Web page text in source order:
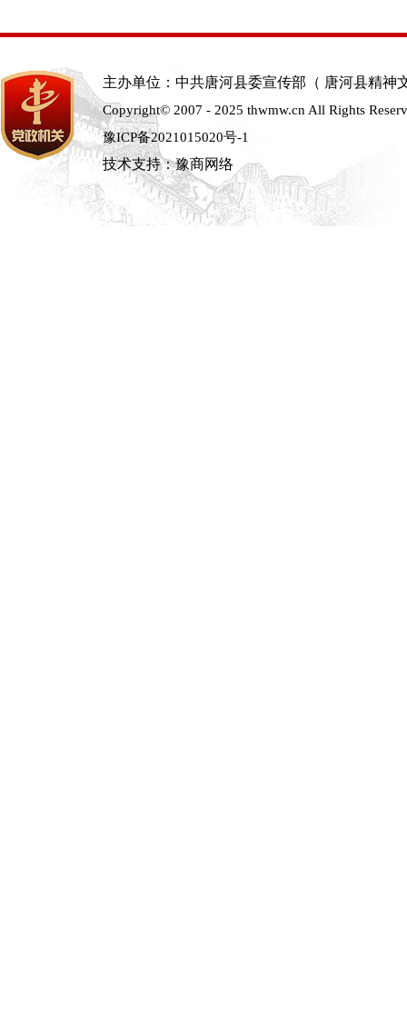
主办单位：中共唐河县委宣传部（ 唐河县精神
Copyright© 2007 - 2025 thwmw.cn All Rights
豫ICP备2021015020号-1
技术支持：豫商网络